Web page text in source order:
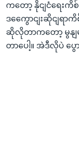
ကတော့ နိုငျငံရေး
ဒကွေောငျးဆိုငျရ
ဆိုလိုတာကတော့ မွနျမ
တာပေါ့။ အဲဒီလိုပဲ ပွေ